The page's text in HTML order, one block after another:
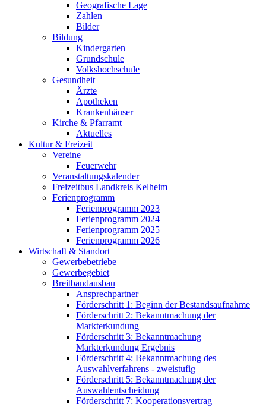
Geografische Lage
Zahlen
Bilder
Bildung
Kindergarten
Grundschule
Volkshochschule
Gesundheit
Ärzte
Apotheken
Krankenhäuser
Kirche & Pfarramt
Aktuelles
Kultur & Freizeit
Vereine
Feuerwehr
Veranstaltungskalender
Freizeitbus Landkreis Kelheim
Ferienprogramm
Ferienprogramm 2023
Ferienprogramm 2024
Ferienprogramm 2025
Ferienprogramm 2026
Wirtschaft & Standort
Gewerbebetriebe
Gewerbegebiet
Breitbandausbau
Ansprechpartner
Förderschritt 1: Beginn der Bestandsaufnahme
Förderschritt 2: Bekanntmachung der
Markterkundung
Förderschritt 3: Bekanntmachung
Markterkundung Ergebnis
Förderschritt 4: Bekanntmachung des
Auswahlverfahrens - zweistufig
Förderschritt 5: Bekanntmachung der
Auswahlentscheidung
Förderschritt 7: Kooperationsvertrag